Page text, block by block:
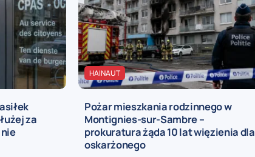
za
HAINAUT
Pożar mieszkania rodzinnego w
Montignies-sur-Sambre –
prokuratura żąda 10 lat więzienia dla
oskarżonego